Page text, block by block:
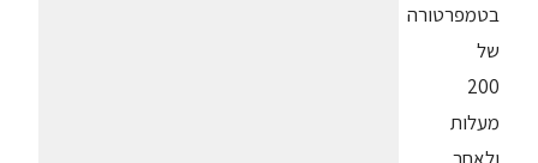
בטמפרטורה
של
200
מעלות